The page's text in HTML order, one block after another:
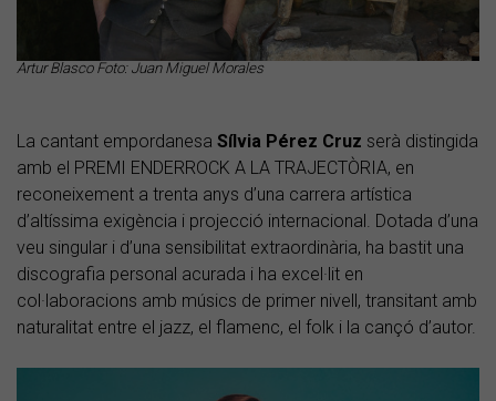
Artur Blasco Foto: Juan Miguel Morales
La cantant empordanesa Sílvia Pérez Cruz serà distingida
amb el PREMI ENDERROCK A LA TRAJECTÒRIA, en
reconeixement a trenta anys d’una carrera artística
d’altíssima exigència i projecció internacional. Dotada d’una
veu singular i d’una sensibilitat extraordinària, ha bastit una
discografia personal acurada i ha excel·lit en
col·laboracions amb músics de primer nivell, transitant amb
naturalitat entre el jazz, el flamenc, el folk i la cançó d’autor.